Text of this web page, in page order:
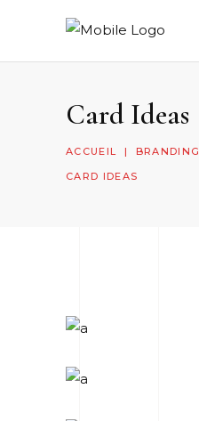
Card Ideas
ACCUEIL | BRANDING
CARD IDEAS